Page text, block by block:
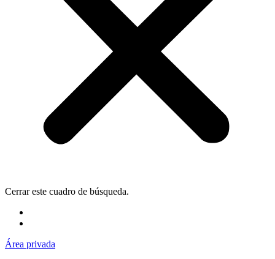
Cerrar este cuadro de búsqueda.
Área privada